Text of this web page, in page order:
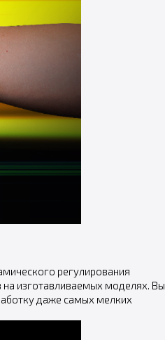
регулирования
на изготавливаемых моделях. Вы
даже самых мелких